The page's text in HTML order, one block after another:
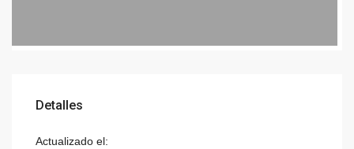
Detalles
Actualizado el: